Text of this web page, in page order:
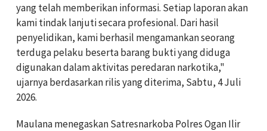
yang telah memberikan informasi. Setiap laporan akan
kami tindak lanjuti secara profesional. Dari hasil
penyelidikan, kami berhasil mengamankan seorang
terduga pelaku beserta barang bukti yang diduga
digunakan dalam aktivitas peredaran narkotika,"
ujarnya berdasarkan rilis yang diterima, Sabtu, 4 Juli
2026.
Maulana menegaskan Satresnarkoba Polres Ogan Ilir